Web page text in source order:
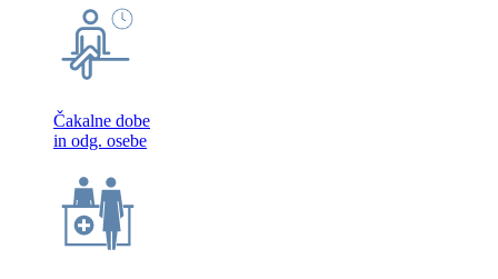
Čakalne dobe
in odg. osebe